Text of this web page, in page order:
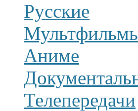
Русские
Аниме
Телепередачи